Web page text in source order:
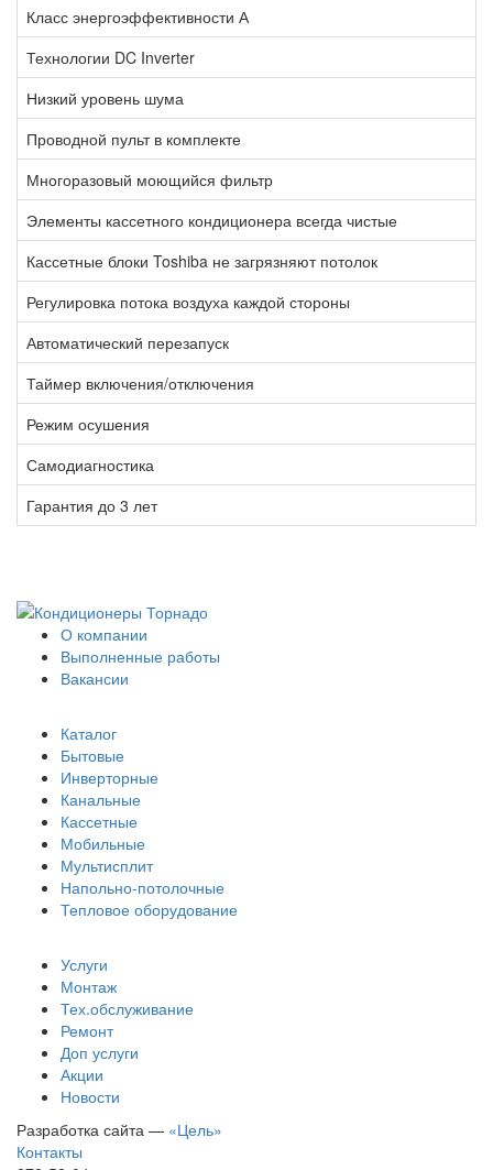
Класс энергоэффективности А
Технологии DC Inverter
Низкий уровень шума
Проводной пульт в комплекте
Многоразовый моющийся фильтр
Элементы кассетного кондиционера всегда чистые
Кассетные блоки Toshiba не загрязняют потолок
Регулировка потока воздуха каждой стороны
Автоматический перезапуск
Таймер включения/отключения
Режим осушения
Самодиагностика
Гарантия до 3 лет
О компании
Выполненные работы
Вакансии
Каталог
Бытовые
Инверторные
Канальные
Кассетные
Мобильные
Мультисплит
Напольно-потолочные
Тепловое оборудование
Услуги
Монтаж
Тех.обслуживание
Ремонт
Доп услуги
Акции
Новости
Разработка сайта — «Цель»
Контакты